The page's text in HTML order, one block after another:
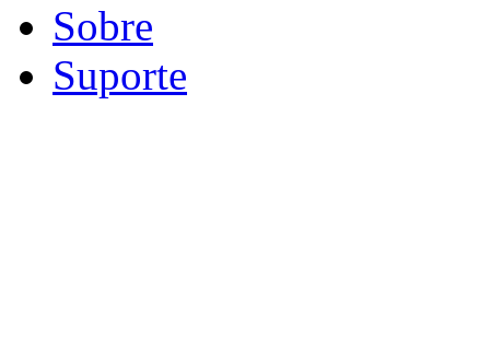
Sobre
Suporte